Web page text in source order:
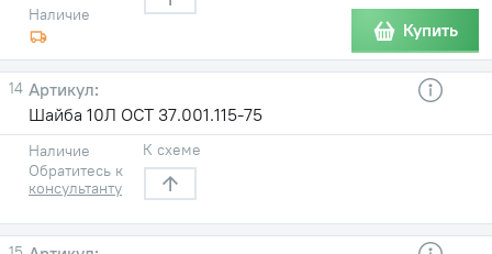
Наличие
Купить
14
Шайба 10Л ОСТ 37.001.115-75
Наличие
Обратитесь к
консультанту
К схеме